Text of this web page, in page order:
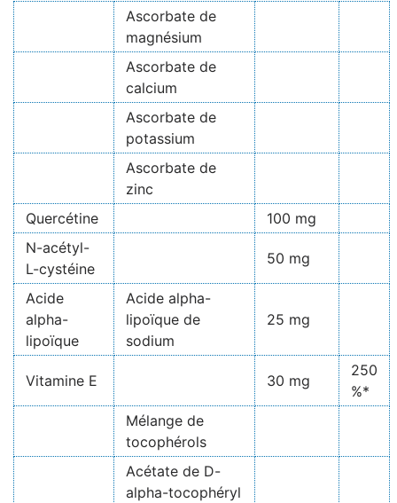
Ascorbate de
magnésium
Ascorbate de
calcium
Ascorbate de
potassium
Ascorbate de
zinc
Quercétine
100 mg
N-acétyl-
L-cystéine
50 mg
Acide
alpha-
lipoïque
Acide alpha-
lipoïque de
sodium
25 mg
Vitamine E 30 mg
250
%*
Mélange de
tocophérols
Acétate de D-
alpha-tocophéryl